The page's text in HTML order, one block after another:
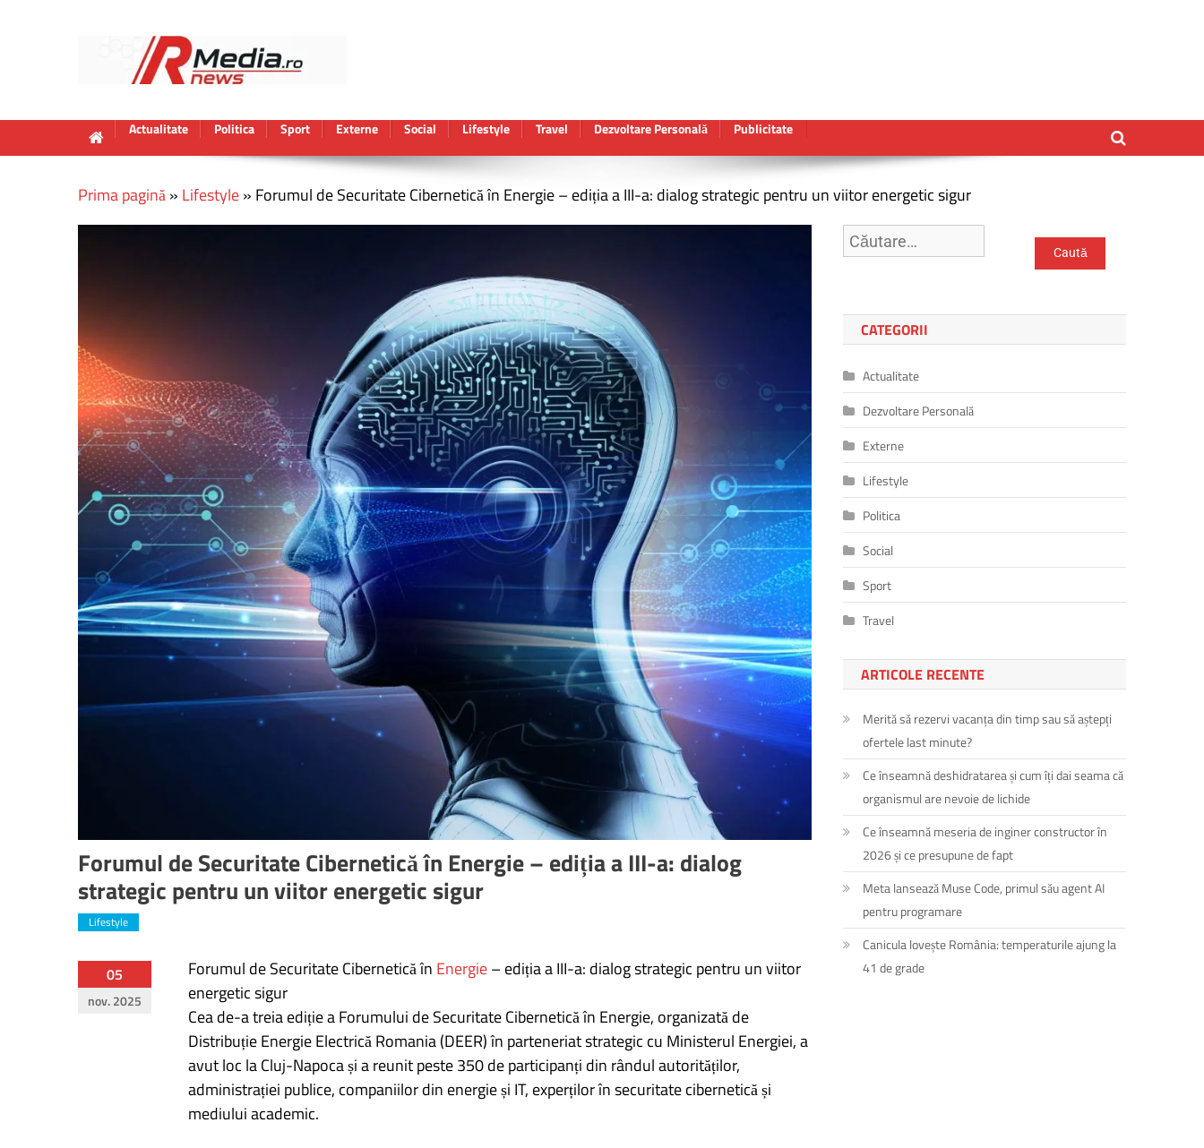
Actualitate Politica Sport Externe Social Lifestyle Travel Dezvoltare Personală Publicitate
Prima pagină» Lifestyle» Forumul de Securitate Cibernetică în Energie – ediția a III-a: dialog strategic pentru un viitor energetic sigur
Forumul de Securitate Cibernetică în Energie – ediția a III-a: dialog
strategic pentru un viitor energetic sigur
Lifestyle
05
nov. 2025
Forumul de Securitate Cibernetică în Energie– ediția a III-a: dialog strategic pentru un viitor
energetic sigur
Cea de-a treia ediție a Forumului de Securitate Cibernetică în Energie, organizată de
Distribuție Energie Electrică Romania (DEER) în parteneriat strategic cu Ministerul Energiei, a
avut loc la Cluj-Napoca și a reunit peste 350 de participanți din rândul autorităților,
administrației publice, companiilor din energie și IT, experților în securitate cibernetică și
mediului academic.
Navigare
în
Caută
după:
CATEGORII
Actualitate
Dezvoltare Personală
Externe
Lifestyle
Politica
Social
Sport
Travel
ARTICOLE RECENTE
Merită să rezervi vacanța din timp sau să aștepți
ofertele last minute?
Ce înseamnă deshidratarea și cum îți dai seama că
organismul are nevoie de lichide
Ce înseamnă meseria de inginer constructor în
2026 și ce presupune de fapt
Meta lansează Muse Code, primul său agent AI
pentru programare
Canicula lovește România: temperaturile ajung la
41 de grade